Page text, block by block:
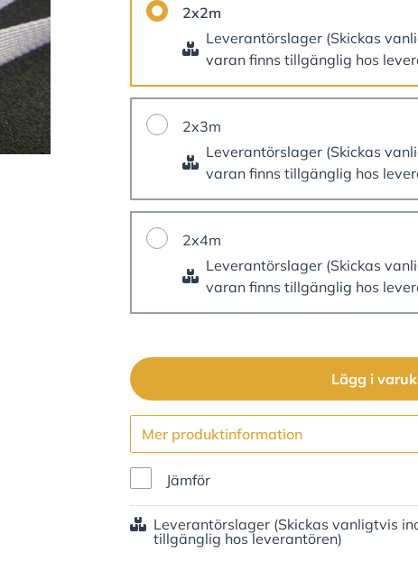
2x2m
Leverantörslager (Skickas
varan finns tillgänglig hos
2x3m
Leverantörslager (Skickas
varan finns tillgänglig hos
2x4m
Leverantörslager (Skickas
varan finns tillgänglig hos
Lägg i
Mer produktinformation
Jämför
Leverantörslager (Skickas vanligtvis
tillgänglig hos leverantören)